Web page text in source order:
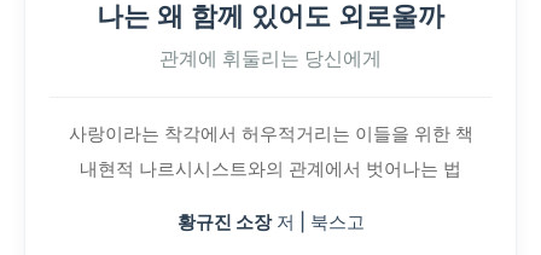
나는 왜 함께 있어도 외로울까
관계에 휘둘리는 당신에게
사랑이라는 착각에서 허우적거리는 이들을 위한 책
내현적 나르시시스트와의 관계에서 벗어나는 법
황규진 소장저 | 북스고